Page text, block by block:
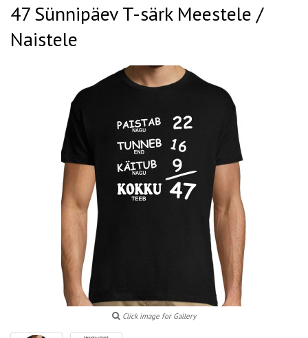
47 Sünnipäev T-särk Meestele /
Naistele
Click image for Gallery